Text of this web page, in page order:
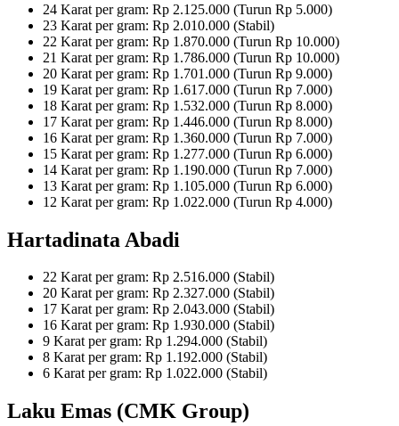
24 Karat per gram: Rp 2.125.000 (Turun Rp 5.000)
23 Karat per gram: Rp 2.010.000 (Stabil)
22 Karat per gram: Rp 1.870.000 (Turun Rp 10.000)
21 Karat per gram: Rp 1.786.000 (Turun Rp 10.000)
20 Karat per gram: Rp 1.701.000 (Turun Rp 9.000)
19 Karat per gram: Rp 1.617.000 (Turun Rp 7.000)
18 Karat per gram: Rp 1.532.000 (Turun Rp 8.000)
17 Karat per gram: Rp 1.446.000 (Turun Rp 8.000)
16 Karat per gram: Rp 1.360.000 (Turun Rp 7.000)
15 Karat per gram: Rp 1.277.000 (Turun Rp 6.000)
14 Karat per gram: Rp 1.190.000 (Turun Rp 7.000)
13 Karat per gram: Rp 1.105.000 (Turun Rp 6.000)
12 Karat per gram: Rp 1.022.000 (Turun Rp 4.000)
Hartadinata Abadi
22 Karat per gram: Rp 2.516.000 (Stabil)
20 Karat per gram: Rp 2.327.000 (Stabil)
17 Karat per gram: Rp 2.043.000 (Stabil)
16 Karat per gram: Rp 1.930.000 (Stabil)
9 Karat per gram: Rp 1.294.000 (Stabil)
8 Karat per gram: Rp 1.192.000 (Stabil)
6 Karat per gram: Rp 1.022.000 (Stabil)
Laku Emas (CMK Group)